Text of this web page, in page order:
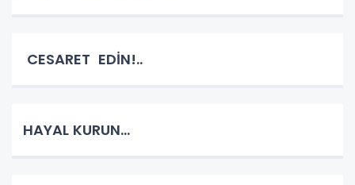
CESARET EDİN!..
HAYAL KURUN…